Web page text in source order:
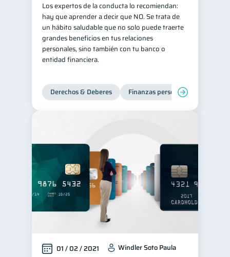
Los expertos de la conducta lo recomiendan:
hay que aprender a decir que NO. Se trata de
un hábito saludable que no solo puede traerte
grandes beneficios en tus relaciones
personales, sino también con tu banco o
entidad financiera.
Derechos & Deberes Finanzas personales
01 / 02 / 2021 Windler Soto Paula